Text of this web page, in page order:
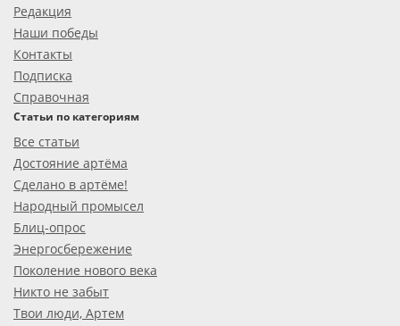
Редакция
Наши победы
Контакты
Подписка
Справочная
Статьи по категориям
Все статьи
Достояние артёма
Сделано в артёме!
Народный промысел
Блиц-опрос
Энергосбережение
Поколение нового века
Никто не забыт
Твои люди, Артем